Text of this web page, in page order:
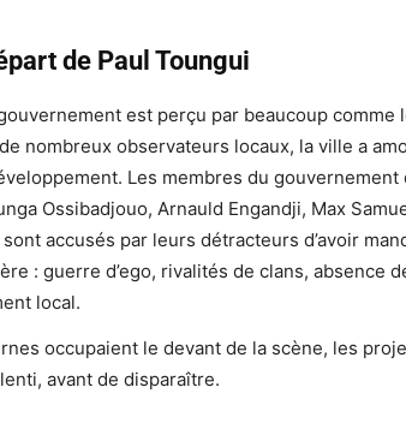
de Paul Toungui
est perçu par beaucoup comme
nombreux observateurs locaux, la ville a
Les membres du gouvernement
Ossibadjouo, Arnauld Engandji, Max
accusés par leurs détracteurs d’avoir
: guerre d’ego, rivalités de clans, absence
local.
occupaient le devant de la scène, les
avant de disparaître.